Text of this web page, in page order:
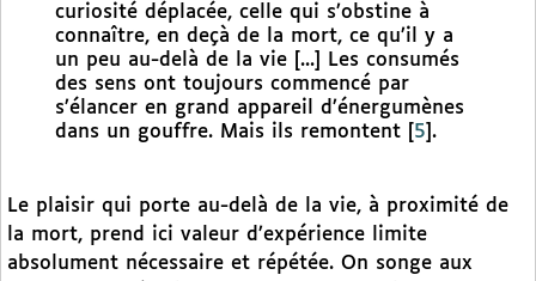
curiosité déplacée, celle qui s’obstine à
connaître, en deçà de la mort, ce qu’il y a
un peu au-delà de la vie [...] Les consumés
des sens ont toujours commencé par
s’élancer en grand appareil d’énergumènes
dans un gouffre. Mais ils remontent
5 .
Le plaisir qui porte au-delà de la vie, à proximité de
la mort, prend ici valeur d’expérience limite
absolument nécessaire et répétée. On songe aux